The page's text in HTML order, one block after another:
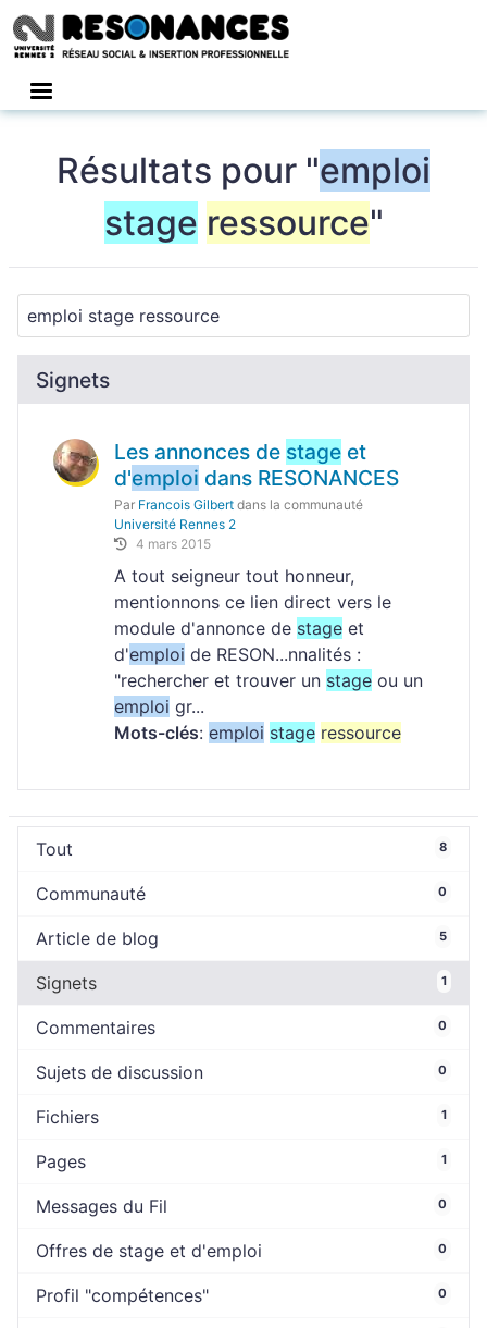
Résultats pour "emploi
stage ressource"
Signets
Les annonces de stage et
d'emploi dans RESONANCES
Par Francois Gilbert dans la communauté
Université Rennes 2
4 mars 2015
A tout seigneur tout honneur,
mentionnons ce lien direct vers le
module d'annonce de stage et
d'emploi de RESON...nnalités :
"rechercher et trouver un stage ou un
emploi gr...
Mots-clés: emploi stage ressource
Tout 8
Communauté 0
Article de blog 5
Signets 1
Commentaires 0
Sujets de discussion 0
Fichiers 1
Pages 1
Messages du Fil 0
Offres de stage et d'emploi 0
Profil "compétences" 0